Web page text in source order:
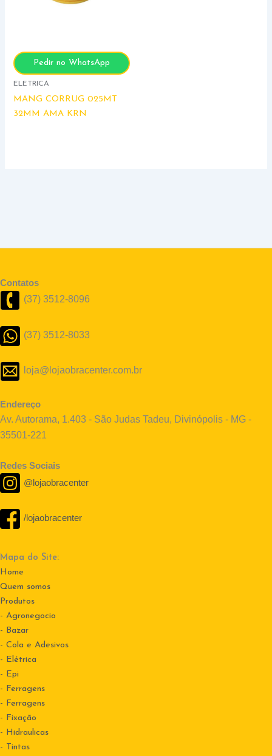
Pedir no WhatsApp
ELETRICA
MANG CORRUG 025MT
32MM AMA KRN
Contatos
(37) 3512-8096
(37) 3512-8033
loja@lojaobracenter.com.br
Endereço
Av. Autorama, 1.403 - São Judas Tadeu, Divinópolis - MG -
35501-221
Redes Sociais
@lojaobracenter
/lojaobracenter
Mapa do Site:
Home
Quem somos
Produtos
- Agronegocio
- Bazar
- Cola e Adesivos
- Elétrica
- Epi
- Ferragens
- Ferragens
- Fixação
- Hidraulicas
- Tintas